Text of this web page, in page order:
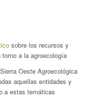
sobre los recursos y
a la agroecología
Oeste Agroecológica
aquellas entidades y
a estas temáticas